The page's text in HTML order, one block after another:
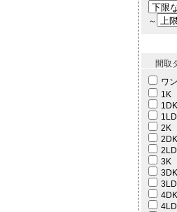
～
間取
ワ
1K
1DK
2K
2DK
3K
3DK
4DK